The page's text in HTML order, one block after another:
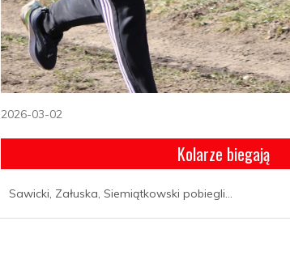
2026-03-02
Kolarze biegają
Sawicki, Załuska, Siemiątkowski pobiegli...